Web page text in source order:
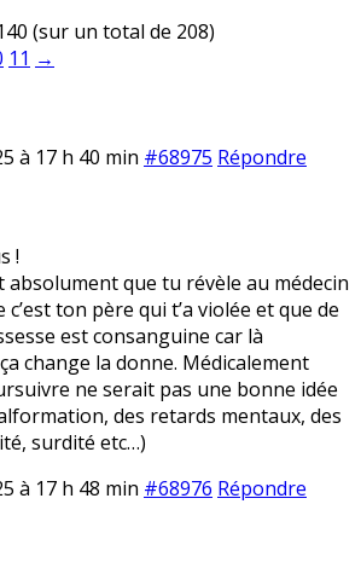
(sur un total de 208)
11 →
à 17 h 40 min #68975 Répondre
!
absolument que tu révèle au médecin
ton père qui t’a violée et que de
est consanguine car là
change la donne. Médicalement
ne serait pas une bonne idée
des retards mentaux, des
surdité etc…)
à 17 h 48 min #68976 Répondre